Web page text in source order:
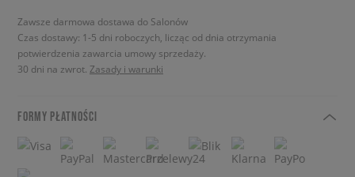
Zawsze darmowa dostawa do Salonów
Czas dostawy: 1-5 dni roboczych, licząc od dnia otrzymania
potwierdzenia zawarcia umowy sprzedaży.
30 dni na zwrot. Zasady i warunki
FORMY PŁATNOŚCI